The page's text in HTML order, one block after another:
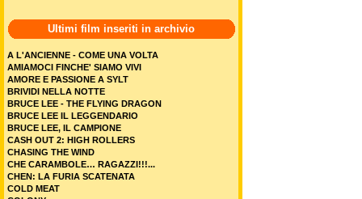
Ultimi film inseriti in archivio
A L'ANCIENNE - COME UNA VOLTA
AMIAMOCI FINCHE' SIAMO VIVI
AMORE E PASSIONE A SYLT
BRIVIDI NELLA NOTTE
BRUCE LEE - THE FLYING DRAGON
BRUCE LEE IL LEGGENDARIO
BRUCE LEE, IL CAMPIONE
CASH OUT 2: HIGH ROLLERS
CHASING THE WIND
CHE CARAMBOLE… RAGAZZI!!!...
CHEN: LA FURIA SCATENATA
COLD MEAT